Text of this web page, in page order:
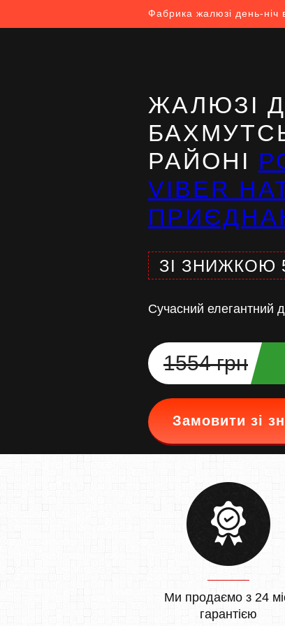
Фабрика жалюзі день-ніч
ЖАЛЮЗІ
РАЙОНІ
VIBER
ЗІ ЗНИЖКОЮ
Сучасний елегантний
1554 грн
Замовити зі
Ми продаємо з 24
гарантією